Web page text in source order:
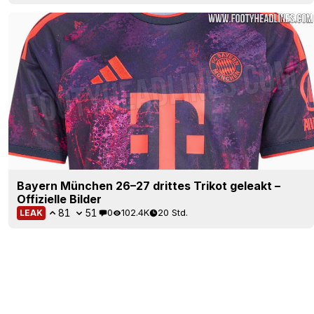
Bayern München 26–27 drittes Trikot geleakt –
Offizielle Bilder
LEAK 81 51 0 102.4K 20 Std.